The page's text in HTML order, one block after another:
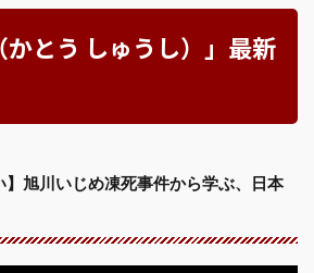
かとう しゅうし）」最新
】旭川いじめ凍死事件から学ぶ、日本